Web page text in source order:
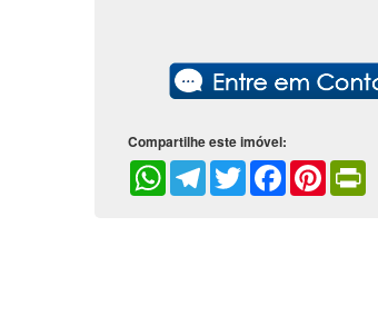
Compartilhe este imóvel:
WhatsAppTelegramTwitterFacebookPinterest